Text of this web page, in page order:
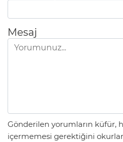
Mesaj
Gönderilen yorumların küfür,
içermemesi gerektiğini